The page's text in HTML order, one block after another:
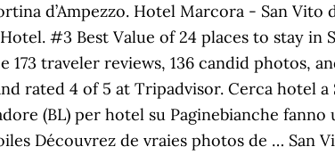
d’Ampezzo. Hotel Marcora - San Vito
#3 Best Value of 24 places to stay
173 traveler reviews, 136 candid photos,
rated 4 of 5 at Tripadvisor. Cerca hotel
(BL) per hotel su Paginebianche
Découvrez de vraies photos de … San